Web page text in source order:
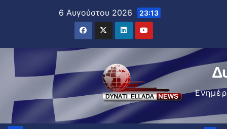
6 Αυγούστου 2026 23:13